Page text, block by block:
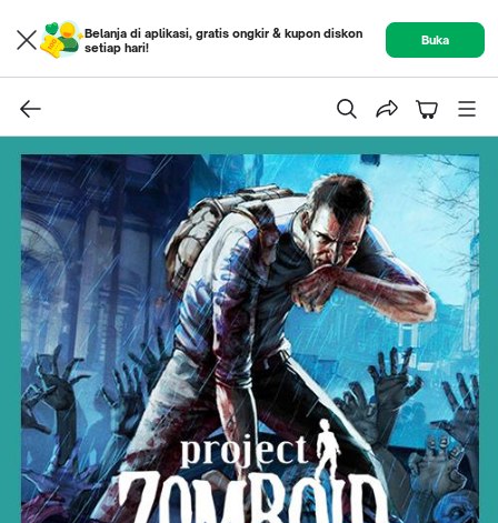
Belanja di aplikasi, gratis ongkir & kupon diskon
setiap hari!
Buka